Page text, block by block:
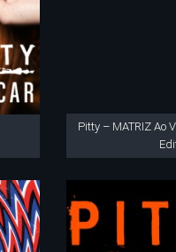
Pitty – MATRIZ Ao